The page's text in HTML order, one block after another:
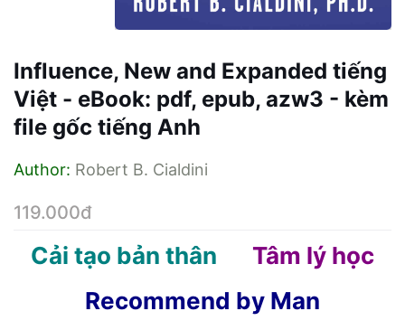
Influence, New and Expanded tiếng
Việt - eBook: pdf, epub, azw3 - kèm
file gốc tiếng Anh
Author: Robert B. Cialdini
119.000đ
Cải tạo bản thân
Tâm lý học
Recommend by Man